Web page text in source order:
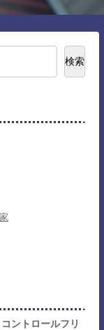
検索
ントロールフリ